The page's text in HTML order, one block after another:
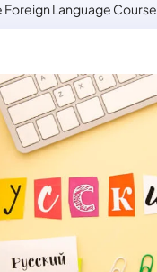
Foreign Language Course